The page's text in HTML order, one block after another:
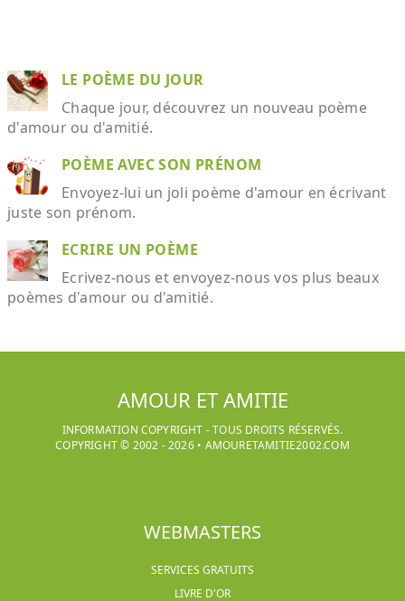
LE POÈME DU JOUR
Chaque jour, découvrez un nouveau poème
d'amour ou d'amitié.
POÈME AVEC SON PRÉNOM
Envoyez-lui un joli poème d'amour en écrivant
juste son prénom.
ECRIRE UN POÈME
Ecrivez-nous et envoyez-nous vos plus beaux
poèmes d'amour ou d'amitié.
AMOUR ET AMITIE
INFORMATION COPYRIGHT - TOUS DROITS RÉSERVÉS.
COPYRIGHT © 2002 -2026• AMOURETAMITIE2002.COM
WEBMASTERS
SERVICES GRATUITS
LIVRE D'OR